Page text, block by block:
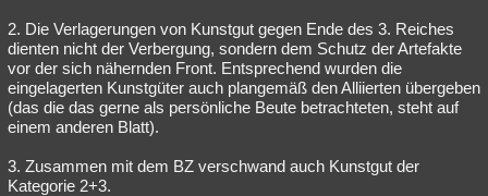
2. Die Verlagerungen von Kunstgut gegen Ende des 3. Reiches
dienten nicht der Verbergung, sondern dem Schutz der Artefakte
vor der sich nähernden Front. Entsprechend wurden die
eingelagerten Kunstgüter auch plangemäß den Alliierten übergeben
(das die das gerne als persönliche Beute betrachteten, steht auf
einem anderen Blatt).
3. Zusammen mit dem BZ verschwand auch Kunstgut der
Kategorie 2+3.